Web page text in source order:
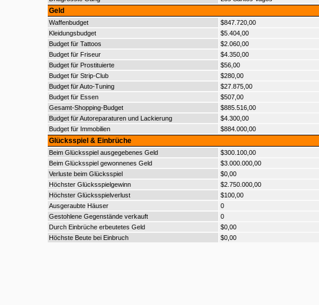
Geld
Waffenbudget
$847.720,00
Kleidungsbudget
$5.404,00
Budget für Tattoos
$2.060,00
Budget für Friseur
$4.350,00
Budget für Prostituierte
$56,00
Budget für Strip-Club
$280,00
Budget für Auto-Tuning
$27.875,00
Budget für Essen
$507,00
Gesamt-Shopping-Budget
$885.516,00
Budget für Autoreparaturen und Lackierung
$4.300,00
Budget für Immobilien
$884.000,00
Glücksspiel & Einbrüche
Beim Glücksspiel ausgegebenes Geld
$300.100,00
Beim Glücksspiel gewonnenes Geld
$3.000.000,00
Verluste beim Glücksspiel
$0,00
Höchster Glücksspielgewinn
$2.750.000,00
Höchster Glücksspielverlust
$100,00
Ausgeraubte Häuser
0
Gestohlene Gegenstände verkauft
0
Durch Einbrüche erbeutetes Geld
$0,00
Höchste Beute bei Einbruch
$0,00